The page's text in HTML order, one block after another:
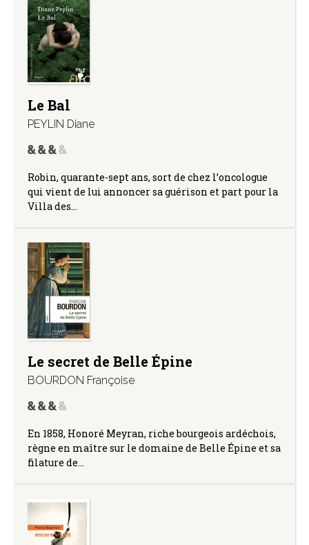
Le Bal
PEYLIN Diane
Robin, quarante-sept ans, sort de chez l’oncologue
qui vient de lui annoncer sa guérison et part pour la
Villa des…
Le secret de Belle Épine
BOURDON Françoise
En 1858, Honoré Meyran, riche bourgeois ardéchois,
règne en maître sur le domaine de Belle Épine et sa
filature de…